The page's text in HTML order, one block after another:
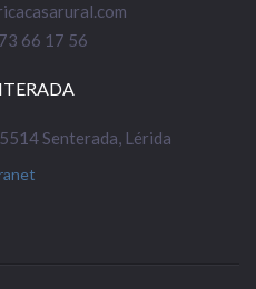
66 17 56
Senterada, Lérida